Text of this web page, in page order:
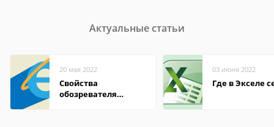
Актуальные статьи
20 мая 2022
Свойства
обозревателя
03 июня 2022
Где в Экселе